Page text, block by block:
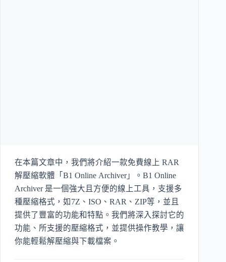
在本篇文章中，我們將介紹一款免費線上 RAR
解壓縮軟體「B1 Online Archiver」。B1 Online
Archiver 是一個強大且方便的線上工具，支援多
種壓縮格式，如7Z、ISO、RAR、ZIP等，並且
提供了豐富的功能和特點。我們將深入探討它的
功能、所支援的壓縮格式，並提供操作教學，讓
你能輕鬆解壓縮與下載檔案。